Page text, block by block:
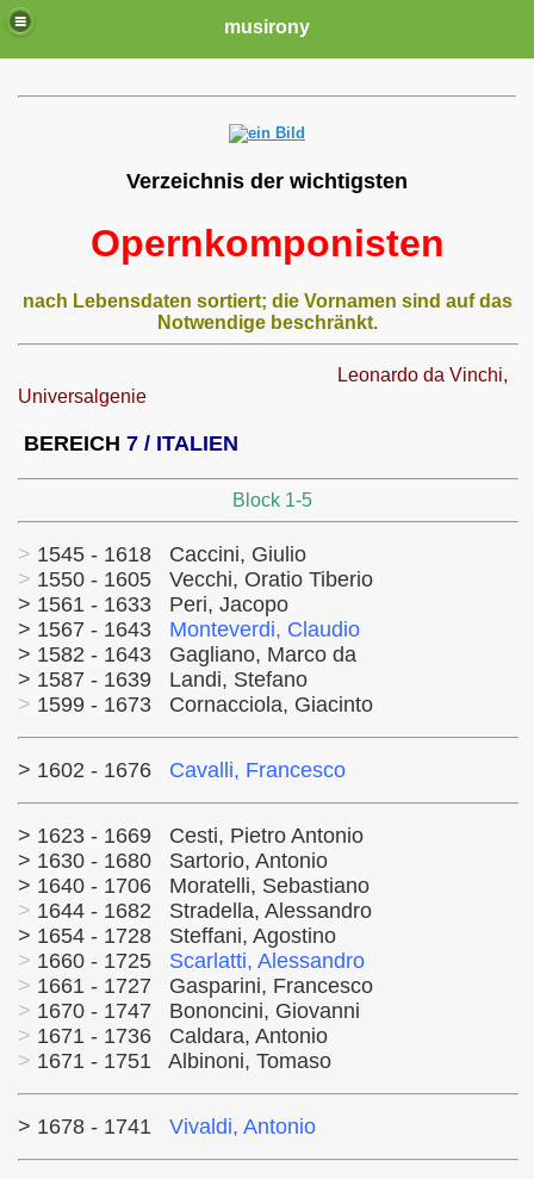
musirony
Verzeichnis der wichtigsten
Opernkomponisten
nach Lebensdaten sortiert; die Vornamen sind auf das
Notwendige beschränkt.
Leonardo da Vinchi,
Universalgenie
BEREICH 7 / ITALIEN
Block 1-5
> 1545 - 1618 Caccini, Giulio
> 1550 - 1605 Vecchi, Oratio Tiberio
> 1561 - 1633 Peri, Jacopo
> 1567 - 1643 Monteverdi, Claudio
> 1582 - 1643 Gagliano, Marco da
> 1587 - 1639 Landi, Stefano
> 1599 - 1673 Cornacciola, Giacinto
> 1602 - 1676 Cavalli, Francesco
> 1623 - 1669 Cesti, Pietro Antonio
> 1630 - 1680 Sartorio, Antonio
> 1640 - 1706 Moratelli, Sebastiano
> 1644 - 1682 Stradella, Alessandro
> 1654 - 1728 Steffani, Agostino
> 1660 - 1725 Scarlatti, Alessandro
> 1661 - 1727 Gasparini, Francesco
> 1670 - 1747 Bononcini, Giovanni
> 1671 - 1736 Caldara, Antonio
> 1671 - 1751 Albinoni, Tomaso
> 1678 - 1741 Vivaldi, Antonio